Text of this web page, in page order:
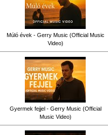
Múló évek - Gerry Music (Official Music
Video)
Gyermek fejjel - Gerry Music (Official
Music Video)